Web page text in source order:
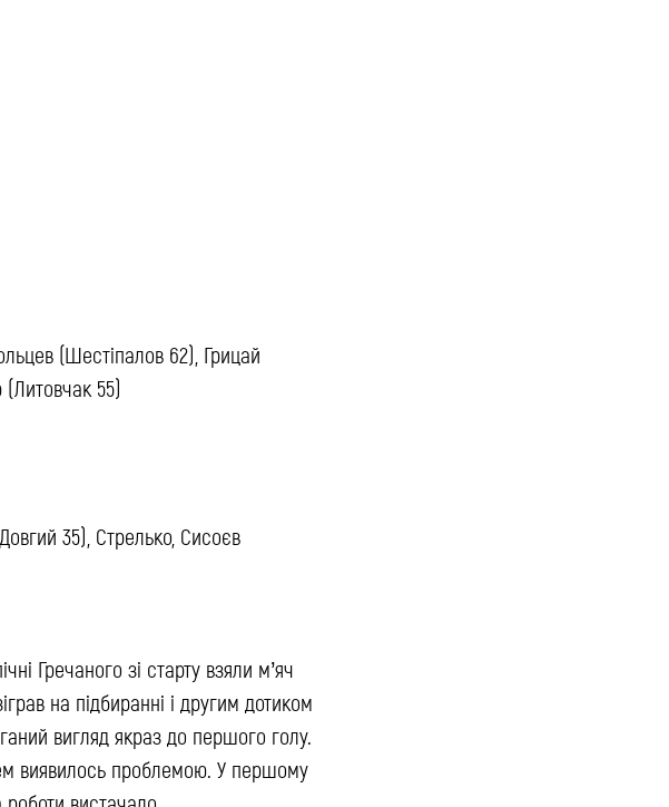
(Шестіпалов 62), Грицай
55)
35), Стрелько, Сисоєв
Гречаного зі старту взяли м’яч
на підбиранні і другим дотиком
вигляд якраз до першого голу.
виявилось проблемою. У першому